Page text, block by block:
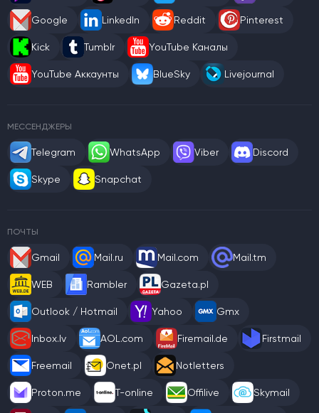
Google LinkedIn Reddit Pinterest
Kick Tumblr YouTube Каналы
YouTube Аккаунты BlueSky Livejournal
МЕССЕНДЖЕРЫ
Telegram WhatsApp Viber Discord
Skype Snapchat
ПОЧТЫ
Gmail Mail.ru Mail.com Mail.tm
WEB Rambler Gazeta.pl
Outlook / Hotmail Yahoo Gmx
Inbox.lv AOL.com Firemail.de Firstmail
Freemail Onet.pl Notletters
Proton.me T-online Offilive Skymail